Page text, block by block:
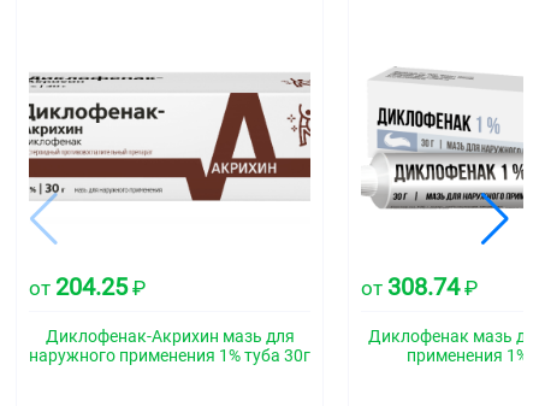
от 204.25₽
Диклофенак-Акрихин мазь для
наружного применения 1% туба 30г
от 308.74₽
Диклофенак мазь
применения 1%